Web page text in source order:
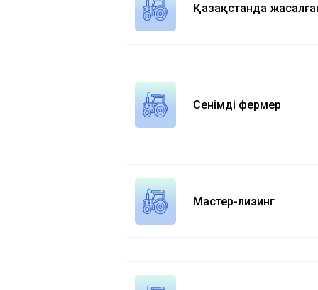
Қазақстанда
Сенімді фермер
Мастер-лизинг